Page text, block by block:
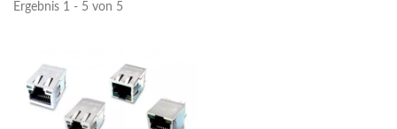
Ergebnis 1 - 5 von 5